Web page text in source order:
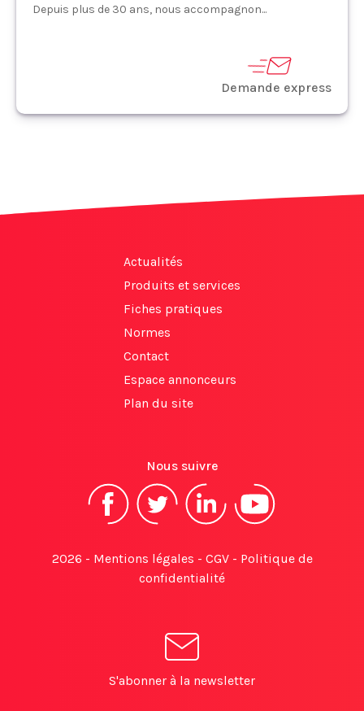
Depuis plus de 30 ans, nous accompagnon...
Demande express
Actualités
Produits et services
Fiches pratiques
Normes
Contact
Espace annonceurs
Plan du site
Nous suivre
2026 - Mentions légales - CGV- Politique de
confidentialité
S'abonner à la newsletter